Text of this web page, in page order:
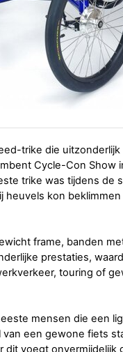
trike die
Cycle-Con Show
trike was tijdens de
heuvels kon
frame, banden
prestaties,
touring of
mensen die een
een gewone fiets
dit voegt onvermijdelijk